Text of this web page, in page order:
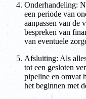
Onderhandeling:
een periode van
aanpassen van de
bespreken van
van eventuele
Afsluiting: Als
tot een gesloten
pipeline en omvat
het beginnen met